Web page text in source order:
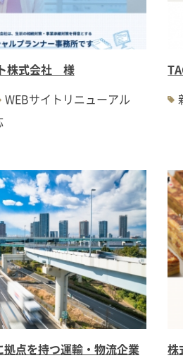
株式会社 様
WEBサイトリニューアル
点を持つ運輸・物流企業
株